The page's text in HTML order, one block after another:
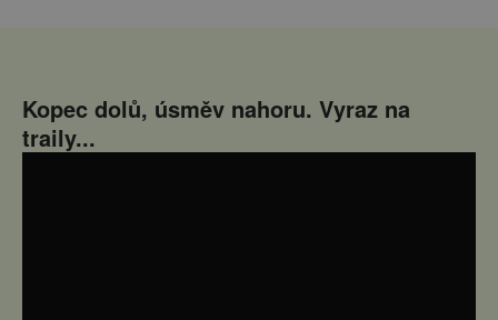
Kopec dolů, úsměv nahoru. Vyraz na
traily...